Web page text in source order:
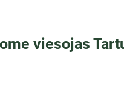
viesojas